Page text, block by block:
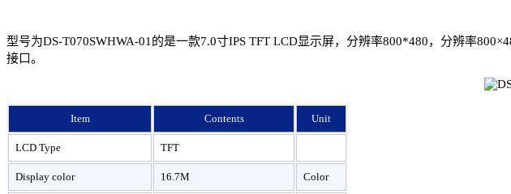
型号为DS-T070SWHWA-01的是一款7.0寸IPS TFT LCD显示屏，分辨率800*480，分辨率
接口。
Item Contents Unit
LCD Type TFT
Display color 16.7M Color